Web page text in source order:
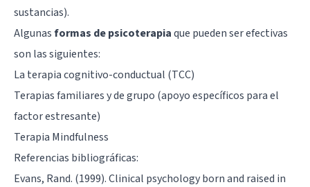
sustancias).
Algunasformas de psicoterapiaque pueden ser efectivas
son las siguientes:
La terapia cognitivo-conductual (TCC)
Terapias familiares y de grupo (apoyo específicos para el
factor estresante)
Terapia Mindfulness
Referencias bibliográficas:
Evans, Rand. (1999). Clinical psychology born and raised in